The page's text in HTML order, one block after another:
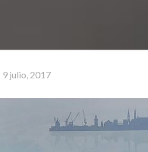
9 julio, 2017